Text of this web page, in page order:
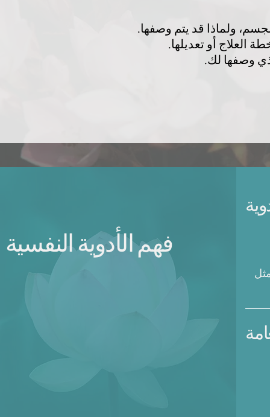
ولماذا قد يتم وصفها.
العلاج أو تعديلها.
وصفها لك.
فهم الأدوية النفسية